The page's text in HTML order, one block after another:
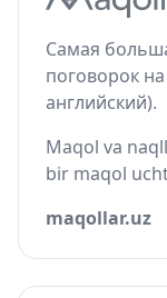
Самая
поговорок на
английский).
Maqol va
bir maqol
maqollar.uz